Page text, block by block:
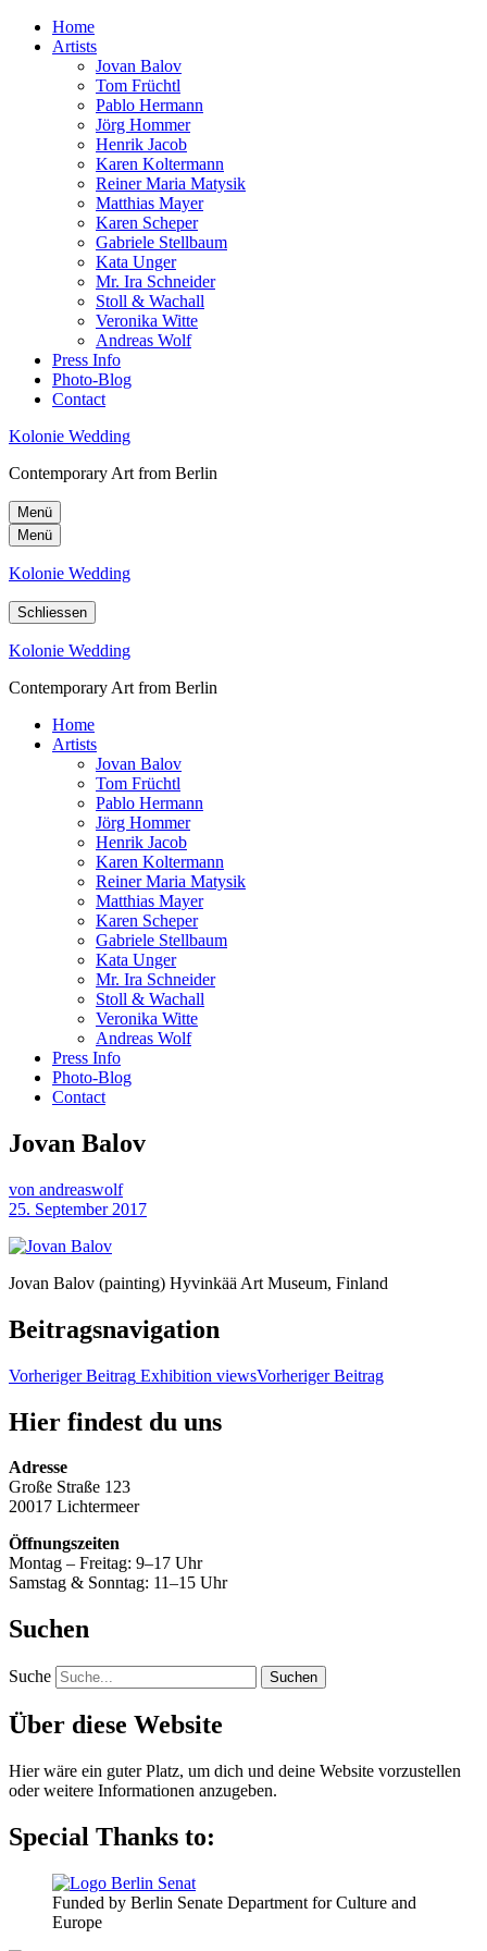
Home
Artists
Jovan Balov
Tom Früchtl
Pablo Hermann
Jörg Hommer
Henrik Jacob
Karen Koltermann
Reiner Maria Matysik
Matthias Mayer
Karen Scheper
Gabriele Stellbaum
Kata Unger
Mr. Ira Schneider
Stoll & Wachall
Veronika Witte
Andreas Wolf
Press Info
Photo-Blog
Contact
Kolonie Wedding
Contemporary Art from Berlin
Menü
Menü
Kolonie Wedding
Schliessen
Kolonie Wedding
Contemporary Art from Berlin
Home
Artists
Jovan Balov
Tom Früchtl
Pablo Hermann
Jörg Hommer
Henrik Jacob
Karen Koltermann
Reiner Maria Matysik
Matthias Mayer
Karen Scheper
Gabriele Stellbaum
Kata Unger
Mr. Ira Schneider
Stoll & Wachall
Veronika Witte
Andreas Wolf
Press Info
Photo-Blog
Contact
Jovan Balov
von andreaswolf
25. September 2017
Jovan Balov (painting) Hyvinkää Art Museum, Finland
Beitragsnavigation
Vorheriger Beitrag Exhibition viewsVorheriger Beitrag
Hier findest du uns
Adresse
Große Straße 123
20017 Lichtermeer
Öffnungszeiten
Montag – Freitag: 9–17 Uhr
Samstag & Sonntag: 11–15 Uhr
Suchen
Suche
Über diese Website
Hier wäre ein guter Platz, um dich und deine Website vorzustellen
oder weitere Informationen anzugeben.
Special Thanks to:
Funded by Berlin Senate Department for Culture and
Europe